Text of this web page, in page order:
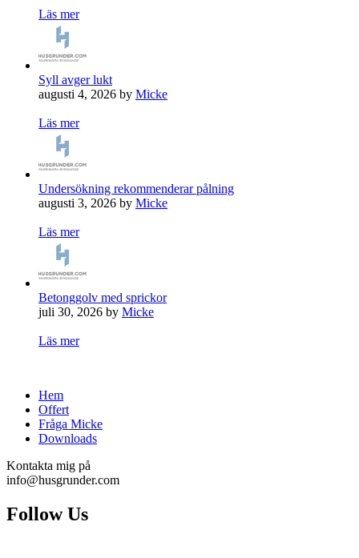
Läs mer
Syll avger lukt
augusti 4, 2026 by Micke
Läs mer
Undersökning rekommenderar pålning
augusti 3, 2026 by Micke
Läs mer
Betonggolv med sprickor
juli 30, 2026 by Micke
Läs mer
Hem
Offert
Fråga Micke
Downloads
Kontakta mig på
info@husgrunder.com
Follow Us